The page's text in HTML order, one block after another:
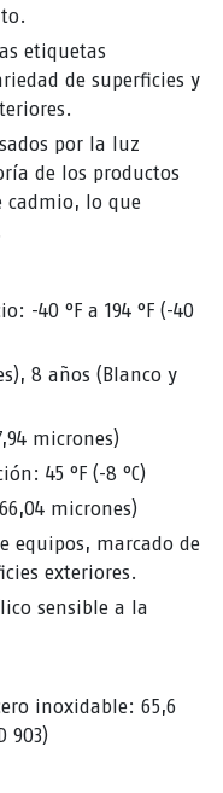
etiquetas
de superficies y
​​por la luz
de los productos
cadmio, lo que
-40 °F a 194 °F (-40
8 años (Blanco y
micrones)
45 °F (-8 °C)
micrones)
equipos, marcado de
exteriores.
sensible a la
inoxidable: 65,6
903)